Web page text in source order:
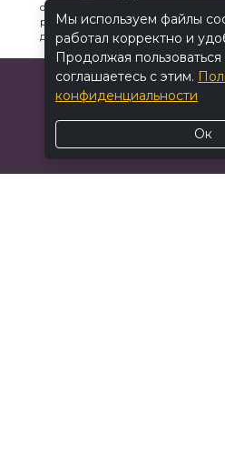
образ жизни. Включая
рацион, вы инвестируете в свое
долгие годы.
Мы используем файлы
работал корректно и
Продолжая
соглашаетесь с этим.
конфиденциальности
Ок